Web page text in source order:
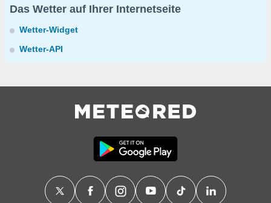
Das Wetter auf Ihrer Internetseite
Wetter-Widget
Wetter-API